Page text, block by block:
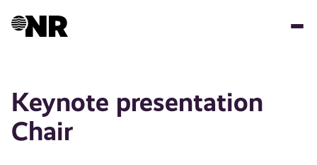
Keynote presentation
Chair